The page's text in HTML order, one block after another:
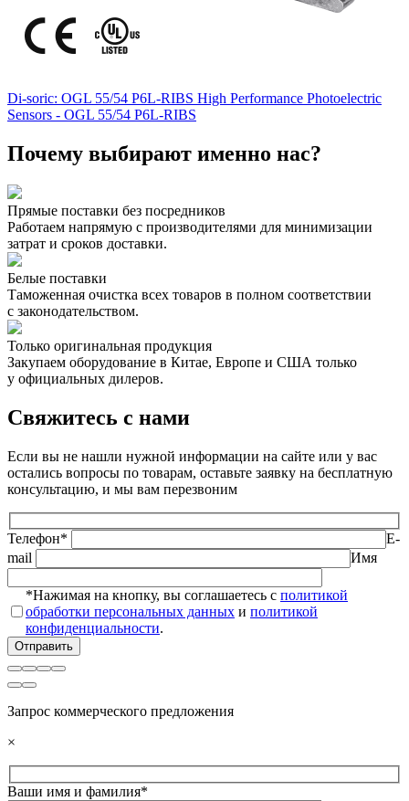
Di-soric: OGL 55/54 P6L-RIBS High Performance Photoelectric
Sensors - OGL 55/54 P6L-RIBS
Почему выбирают именно нас?
Прямые поставки без посредников
Работаем напрямую с производителями для минимизации
затрат и сроков доставки.
Белые поставки
Таможенная очистка всех товаров в полном соответствии
с законодательством.
Только оригинальная продукция
Закупаем оборудование в Китае, Европе и США только
у официальных дилеров.
Свяжитесь с нами
Если вы не нашли нужной информации на сайте или у вас
остались вопросы по товарам, оставьте заявку на бесплатную
консультацию, и мы вам перезвоним
Телефон*
E-
mail
Имя
*Нажимая на кнопку, вы соглашаетесь с политикой
обработки персональных данных и политикой
конфиденциальности.
Запрос коммерческого предложения
×
Ваши имя и фамилия*